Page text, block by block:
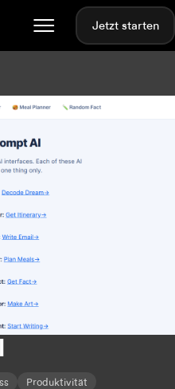
Jetzt starten
Produktivität